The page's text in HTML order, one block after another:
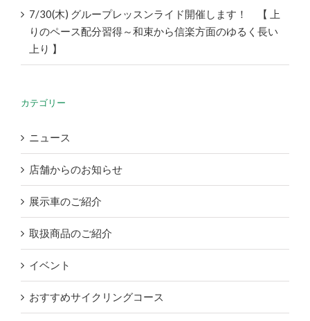
7/30(木) グループレッスンライド開催します！ 【 上
りのペース配分習得～和束から信楽方面のゆるく長い
上り 】
カテゴリー
ニュース
店舗からのお知らせ
展示車のご紹介
取扱商品のご紹介
イベント
おすすめサイクリングコース